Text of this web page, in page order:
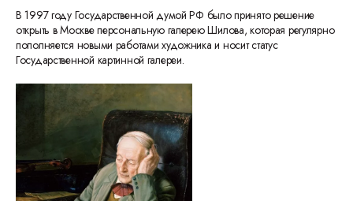
В 1997 году Государственной думой РФ было принято решение
открыть в Москве персональную галерею Шилова, которая регулярно
пополняется новыми работами художника и носит статус
Государственной картинной галереи.